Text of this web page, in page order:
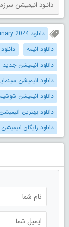
دانلود Shoshimin: How to Become Ordinary 2024 دوبله فارسی
دانلود انیمه
دانلود انیمیشن جدید
دانلود انیمیشن
دانلود انیمیشن
دانلود بهترین انیمیشن
دانلود رایگان